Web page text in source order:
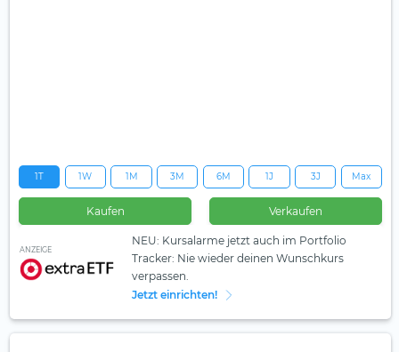
1T 1W 1M 3M 6M 1J 3J Max
Kaufen Verkaufen
ANZEIGE
NEU: Kursalarme jetzt auch im Portfolio
Tracker: Nie wieder deinen Wunschkurs
verpassen.
Jetzt einrichten!